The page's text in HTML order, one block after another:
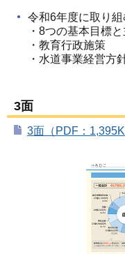
令和6年度に取り
・8つの基本目標
・教育行政施策
・水道事業経営方
3面
3面（PDF：